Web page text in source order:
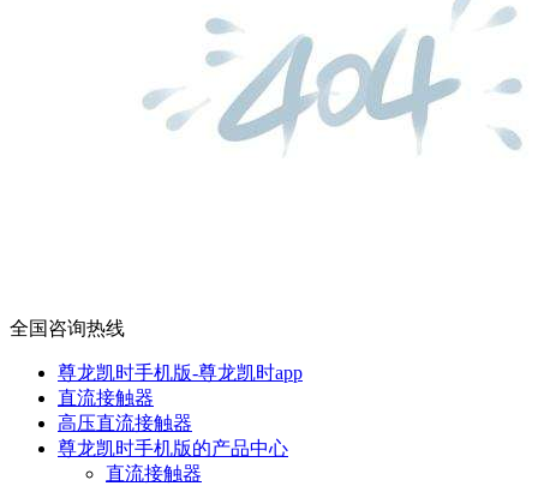
全国咨询热线
尊龙凯时手机版-尊龙凯时app
直流接触器
高压直流接触器
尊龙凯时手机版的产品中心
直流接触器